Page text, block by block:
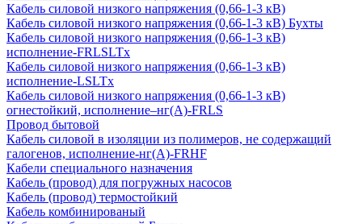
Кабель силовой низкого напряжения (0,66-1-3 кВ)
Кабель силовой низкого напряжения (0,66-1-3 кВ) Бухты
Кабель силовой низкого напряжения (0,66-1-3 кВ)
исполнение-FRLSLTx
Кабель силовой низкого напряжения (0,66-1-3 кВ)
исполнение-LSLTx
Кабель силовой низкого напряжения (0,66-1-3 кВ)
огнестойкий, исполнение–нг(А)-FRLS
Провод бытовой
Кабель силовой в изоляции из полимеров, не содержащий
галогенов, исполнение-нг(А)-FRHF
Кабели специального назначения
Кабель (провод) для погружных насосов
Кабель (провод) термостойкий
Кабель комбинированый